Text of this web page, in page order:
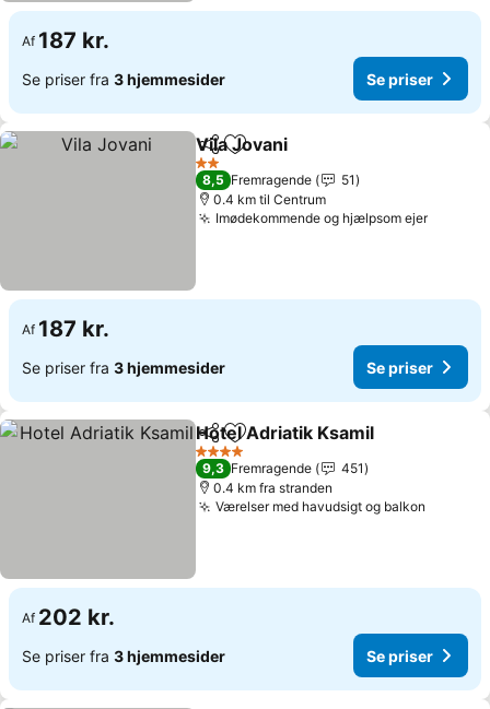
Af 187 kr.
Se priser fra 3 hjemmesider Se priser
Del Føj til favoritter
Vila Jovani
2 Stjerner
8,5 Fremragende
51
0.4 km til Centrum
Imødekommende og hjælpsom ejer
Af 187 kr.
Se priser fra 3 hjemmesider Se priser
Del Føj til favoritter
Hotel Adriatik Ksamil
4 Stjerner
9,3 Fremragende
451
0.4 km fra stranden
Værelser med havudsigt og balkon
Af 202 kr.
Se priser fra 3 hjemmesider Se priser